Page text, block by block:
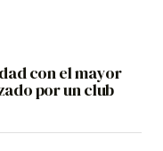
con el mayor
por un club